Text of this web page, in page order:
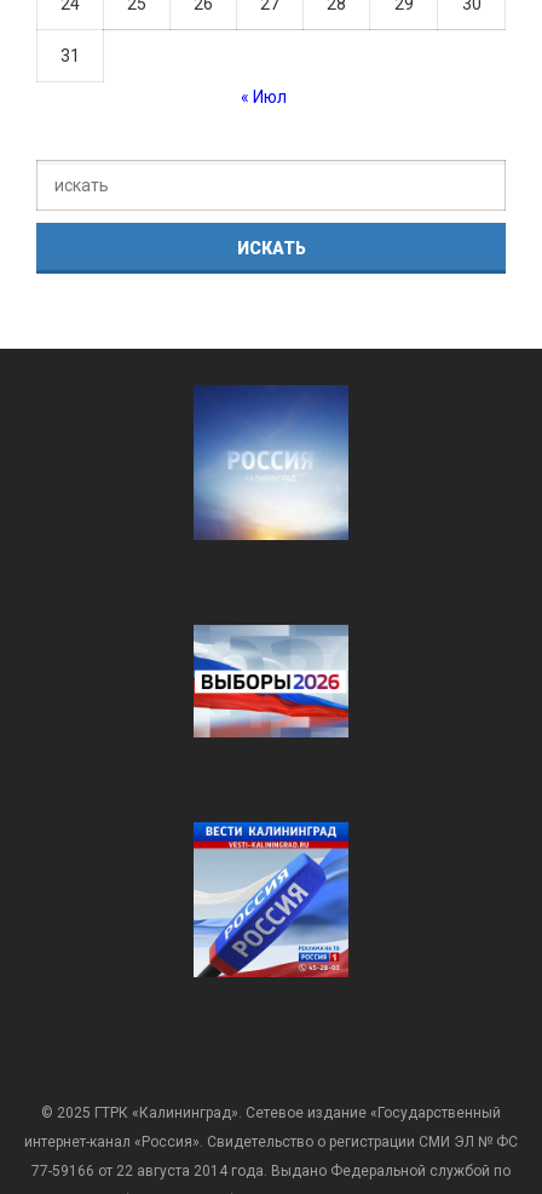
24 25 26 27 28 29 30
31
« Июл
© 2025 ГТРК «Калининград». Сетевое издание «Государственный
интернет-канал «Россия». Свидетельство о регистрации СМИ ЭЛ № ФС
77-59166 от 22 августа 2014 года. Выдано Федеральной службой по